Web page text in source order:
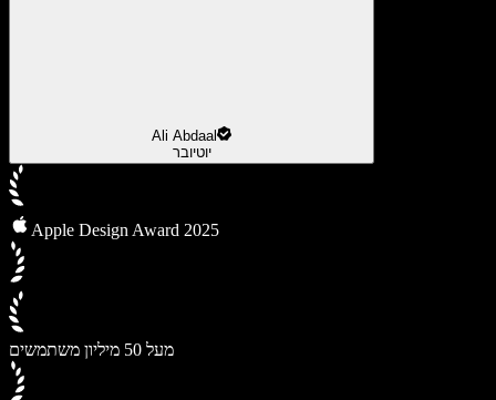
Ali Abdaal
יוטיובר
Apple Design Award 2025
מעל 50 מיליון משתמשים